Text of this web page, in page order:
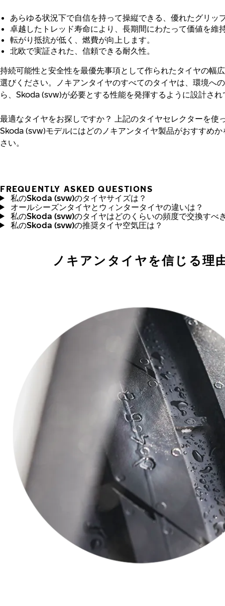
あらゆる状況下で自信を持って操縦できる、優れたグリッ
卓越したトレッド寿命により、長期間にわたって価値を維
転がり抵抗が低く、燃費が向上します。
北欧で実証された、信頼できる耐久性。
持続可能性と安全性を最優先事項として作られたタイヤの幅
選びください。ノキアンタイヤのすべてのタイヤは、環境へ
ら、Skoda (svw)が必要とする性能を発揮するように設計され
最適なタイヤをお探しですか？
上記のタイヤセレクターを使
Skoda (svw)モデルにはどのノキアンタイヤ製品がおすすめ
さい。
FREQUENTLY ASKED QUESTIONS
私のSkoda (svw)のタイヤサイズは？
オールシーズンタイヤとウィンタータイヤの違いは？
私のSkoda (svw)のタイヤはどのくらいの頻度で交換すべ
私のSkoda (svw)の推奨タイヤ空気圧は？
ノキアンタイヤを信じる理